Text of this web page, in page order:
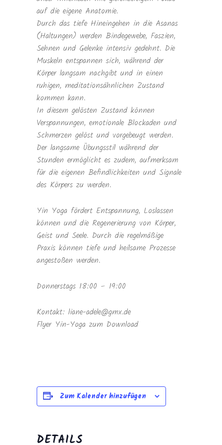
auf die eigene Anatomie.
Durch das tiefe Hineingehen in die Asanas
(Haltungen) werden Bindegewebe, Faszien,
Sehnen und Gelenke intensiv gedehnt. Die
Muskeln entspannen sich, während der
Körper langsam nachgibt und in einen
ruhigen, meditationsähnlichen Zustand
kommen kann.
In diesem gelösten Zustand können
Verspannungen, emotionale Blockaden und
Schmerzen gelöst und vorgebeugt werden.
Der langsame Übungsstil während der
Stunden ermöglicht es zudem, aufmerksam
für die eigenen Befindlichkeiten und Signale
des Körpers zu werden.
Yin Yoga fördert Entspannung, Loslassen
können und die Regenerierung von Körper,
Geist und Seele. Durch die regelmäßige
Praxis können tiefe und heilsame Prozesse
angestoßen werden.
Donnerstags 18:00 – 19:00
Kontakt: liane-adele@gmx.de
Flyer Yin-Yoga zum Download
Zum Kalender hinzufügen
DETAILS